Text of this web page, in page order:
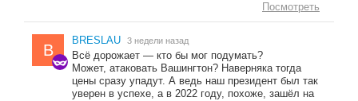
Посмотреть
B
BRESLAU 3 недели назад
Всё дорожает — кто бы мог подумать?
Может, атаковать Вашингтон? Наверняка тогда
цены сразу упадут. А ведь наш президент был так
уверен в успехе, а в 2022 году, похоже, зашёл на